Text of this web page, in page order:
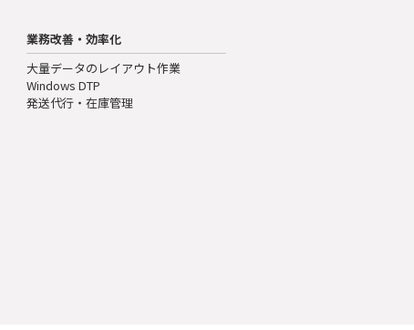
業務改善・効率化
大量データのレイアウト作業
Windows DTP
発送代行・在庫管理